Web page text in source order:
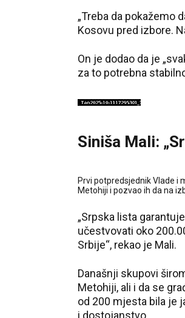
„Treba da pokažemo
Kosovu pred izbore.
On je dodao da je
za to potrebna
Siniša Mali:
Prvi potpredsjednik Vlade i
Metohiji i pozvao ih da na
„Srpska lista
učestvovati oko
Srbije“, rekao je Mali.
Današnji skupovi
Metohiji, ali i da se
od 200 mjesta bila je
i dostojanstvo.